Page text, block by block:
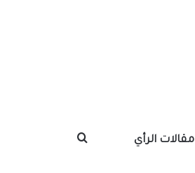
مقالات الرأي بحث عن